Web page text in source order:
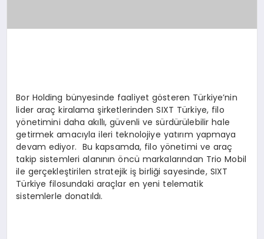
Bor Holding bünyesinde faaliyet gösteren Türkiye’nin
lider araç kiralama şirketlerinden SIXT Türkiye, filo
yönetimini daha akıllı, güvenli ve sürdürülebilir hale
getirmek amacıyla ileri teknolojiye yatırım yapmaya
devam ediyor. Bu kapsamda, filo yönetimi ve araç
takip sistemleri alanının öncü markalarından Trio Mobil
ile gerçekleştirilen stratejik iş birliği sayesinde, SIXT
Türkiye filosundaki araçlar en yeni telematik
sistemlerle donatıldı.